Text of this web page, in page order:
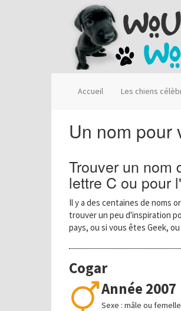
Accueil Les chiens
Un nom pour
Trouver un nom
lettre C ou pour
Il y a des centaines de noms
trouver un peu d'inspiration
pays, ou si vous êtes Geek,
Cogar
Année 2007
Sexe : mâle ou femelle